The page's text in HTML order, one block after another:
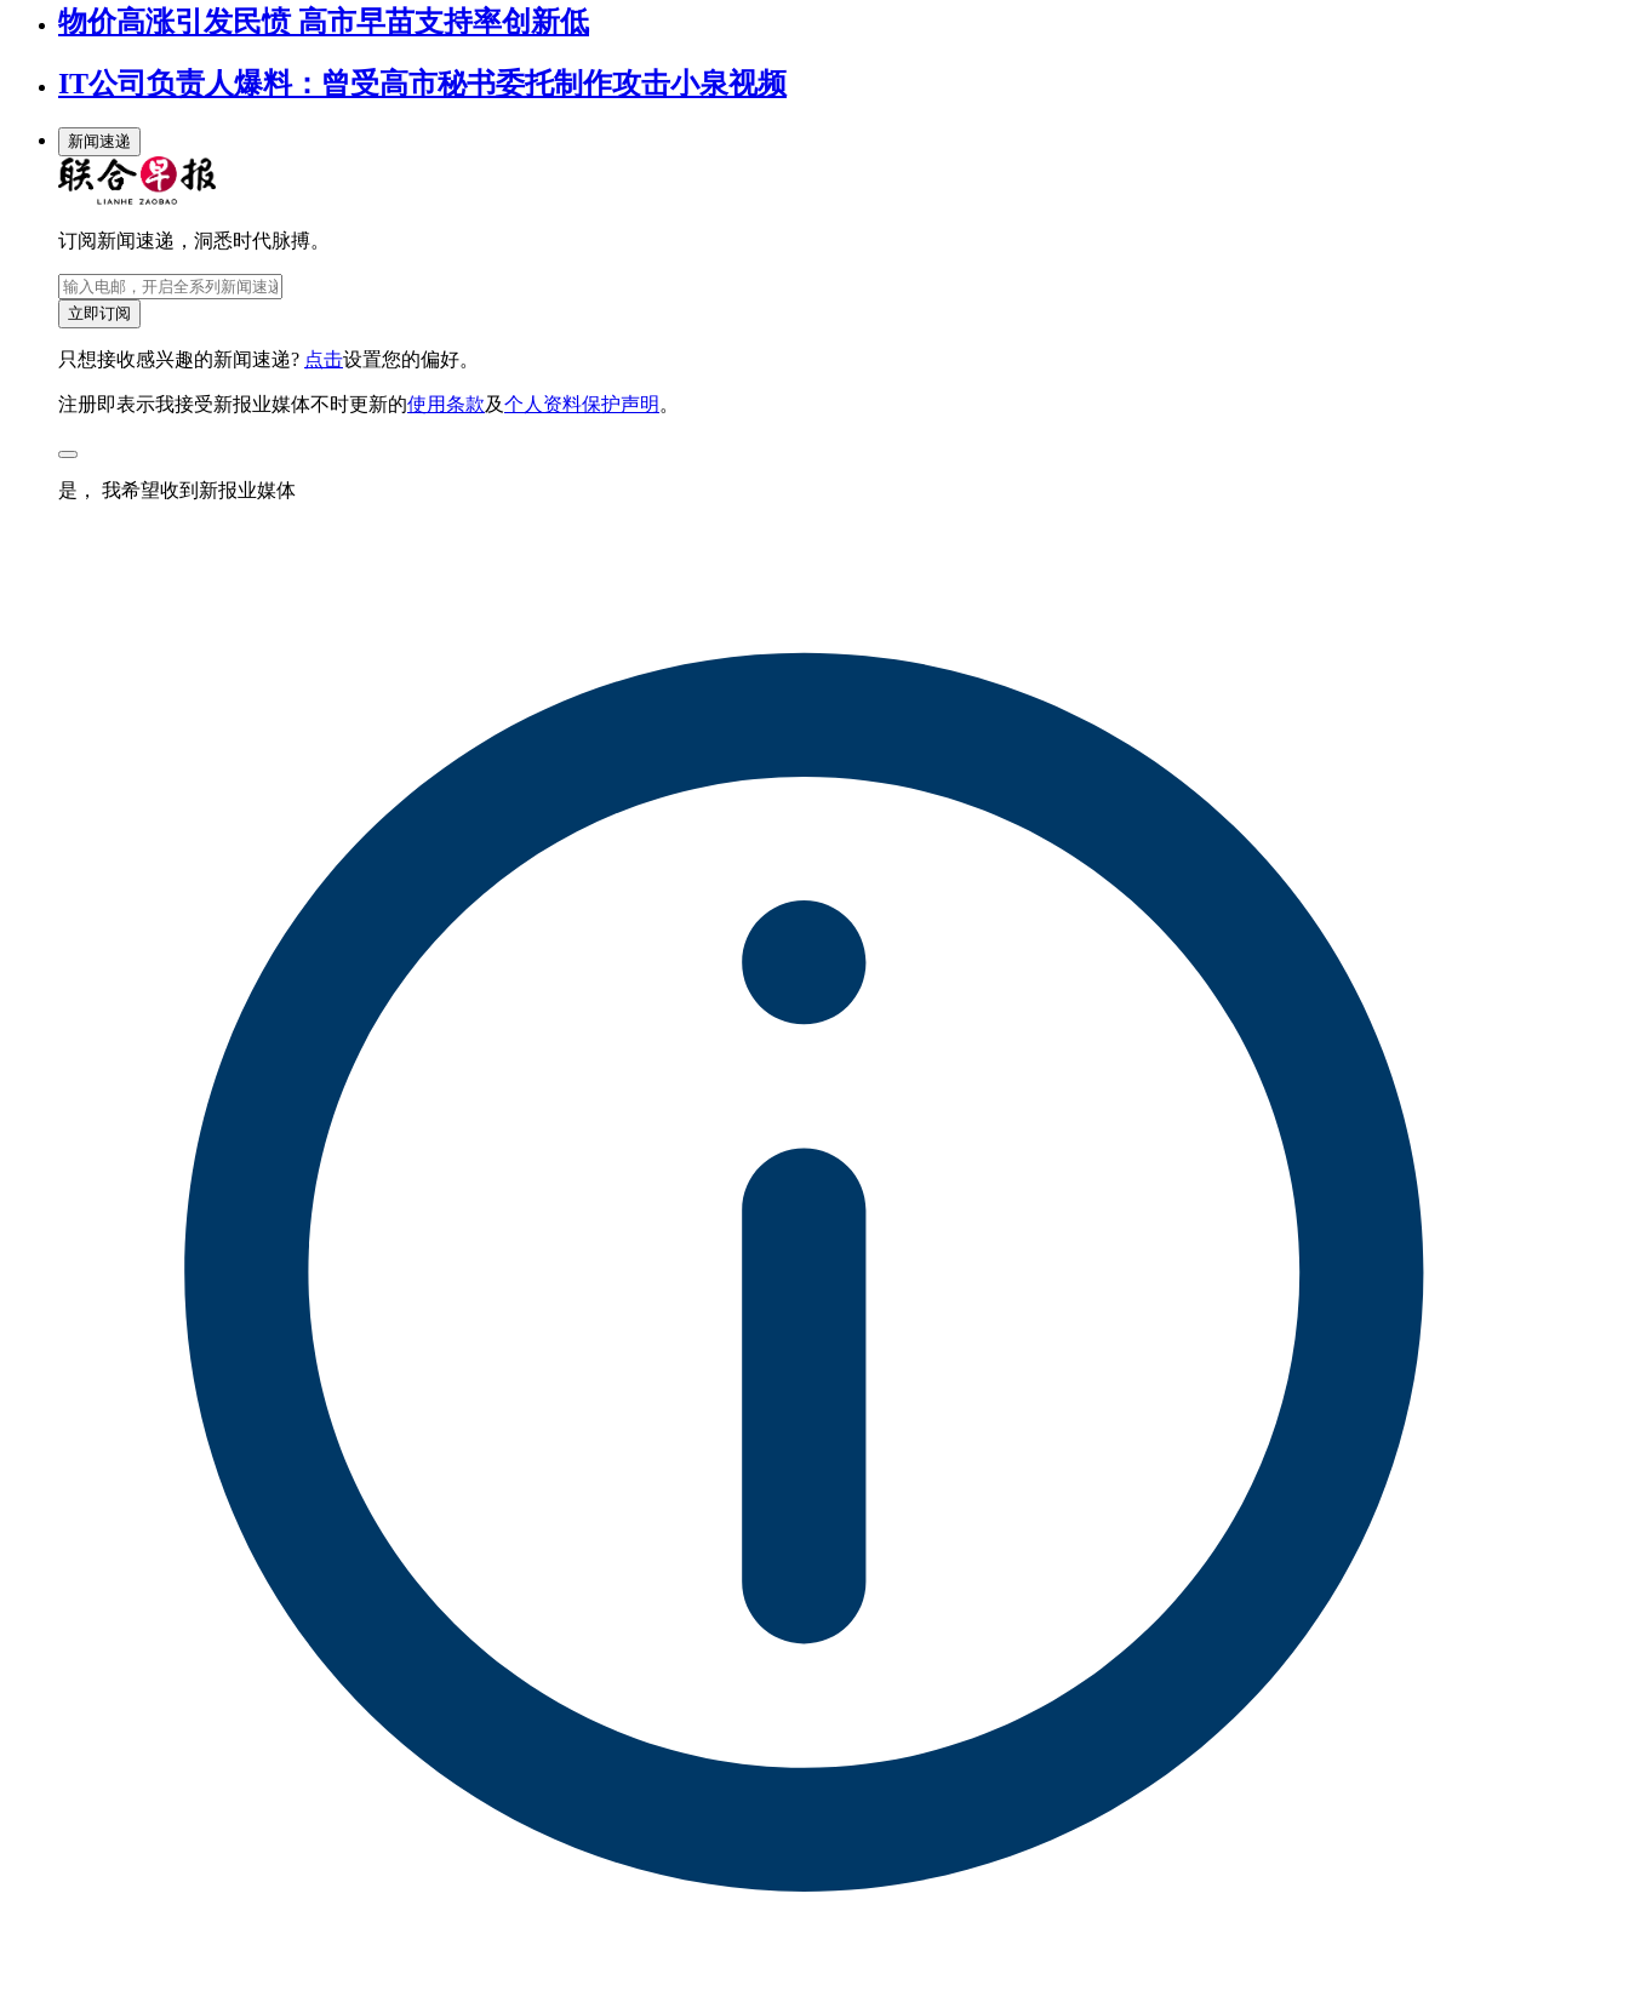
物价高涨引发民愤 高市早苗支持率创新低
IT公司负责人爆料：曾受高市秘书委托制作攻击小泉视频
新闻速递
订阅新闻速递，洞悉时代脉搏。
立即订阅
只想接收感兴趣的新闻速递? 点击设置您的偏好。
注册即表示我接受新报业媒体不时更新的使用条款及个人资料保护声明 。
是， 我希望收到新报业媒体